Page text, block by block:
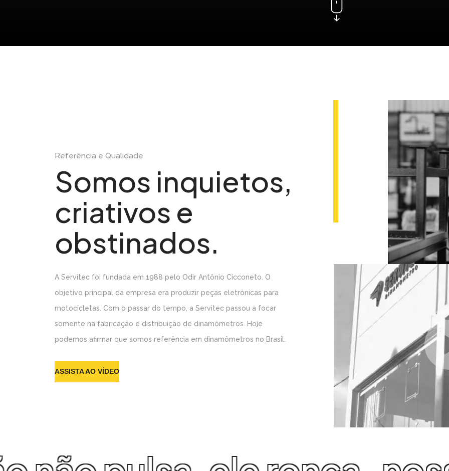
Referência e Qualidade
Somos inquietos,
criativos e
obstinados.
A Servitec foi fundada em 1988 pelo Odir Antônio Cicconeto. O
objetivo principal da empresa era produzir peças eletrônicas para
motocicletas. Com o passar do tempo, a Servitec passou a focar
somente na fabricação e distribuição de dinamômetros. Hoje
podemos afirmar que somos referência em dinamômetros no Brasil.
ASSISTA AO VÍDEO